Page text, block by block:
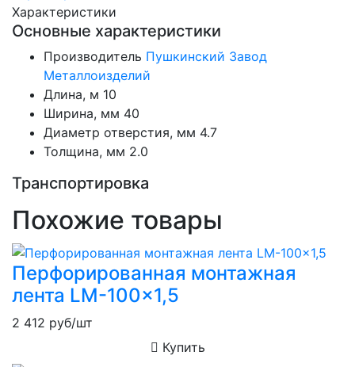
Характеристики
Основные характеристики
Производитель Пушкинский Завод
Металлоизделий
Длина, м 10
Ширина, мм 40
Диаметр отверстия, мм 4.7
Толщина, мм 2.0
Транспортировка
Похожие товары
Перфорированная монтажная
лента LM-100x1,5
2 412 руб/шт
Купить